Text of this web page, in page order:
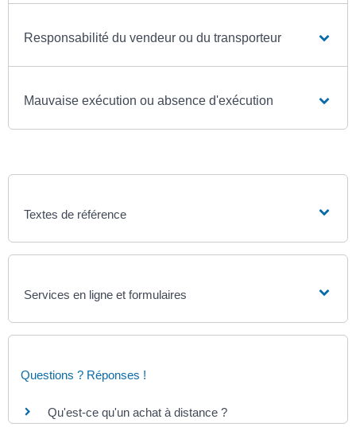
Responsabilité du vendeur ou du transporteur
Mauvaise exécution ou absence d'exécution
Textes de référence
Services en ligne et formulaires
Questions ? Réponses !
Qu'est-ce qu'un achat à distance ?